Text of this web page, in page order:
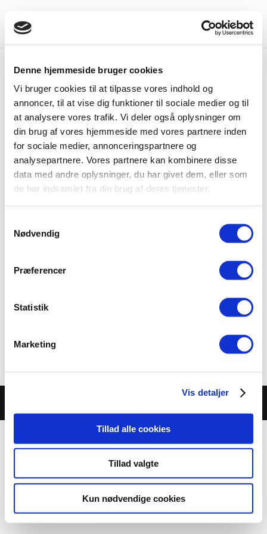
Denne hjemmeside bruger cookies
Vi bruger cookies til at tilpasse vores indhold og
annoncer, til at vise dig funktioner til sociale medier og til
at analysere vores trafik. Vi deler også oplysninger om
din brug af vores hjemmeside med vores partnere inden
for sociale medier, annonceringspartnere og
analysepartnere. Vores partnere kan kombinere disse
data med andre oplysninger, du har givet dem, eller som
de har indsamlet fra din brug af deres tjenester.
Nødvendig
Præferencer
Statistik
Marketing
Vis detaljer
Tillad alle cookies
Tillad valgte
Kun nødvendige cookies
Stouby GIF 100 år
afHelene Fruelund|jan 21, 2025| Forside
I 2026 er det 100 år siden, at Stouby GIF blev
etableret. Dette 100-års jubilæum skal naturligvis
fejres! Bestyrelsen i Stouby GIF er i fuld gang med
forberedelserne 🙂
Søger “old boys”-deltagere til E-sport
Har du lyst at være med? Der står allerede gode
Men for at kunne realisere projektet, mangler vi en
tovholder til området. Her kan du læse lidt mere om